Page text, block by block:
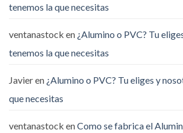
tenemos la que necesitas
ventanastock en ¿Alumino o PVC? Tu
tenemos la que necesitas
Javieren ¿Alumino o PVC? Tu eliges y
que necesitas
ventanastock enComo se fabrica el